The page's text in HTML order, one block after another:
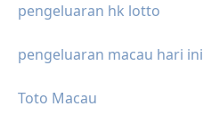
pengeluaran hk lotto
pengeluaran macau hari ini
Toto Macau